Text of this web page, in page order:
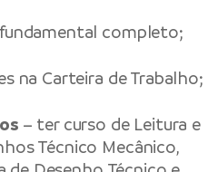
completo;
na Carteira de Trabalho;
– ter curso de Leitura e
Técnico Mecânico,